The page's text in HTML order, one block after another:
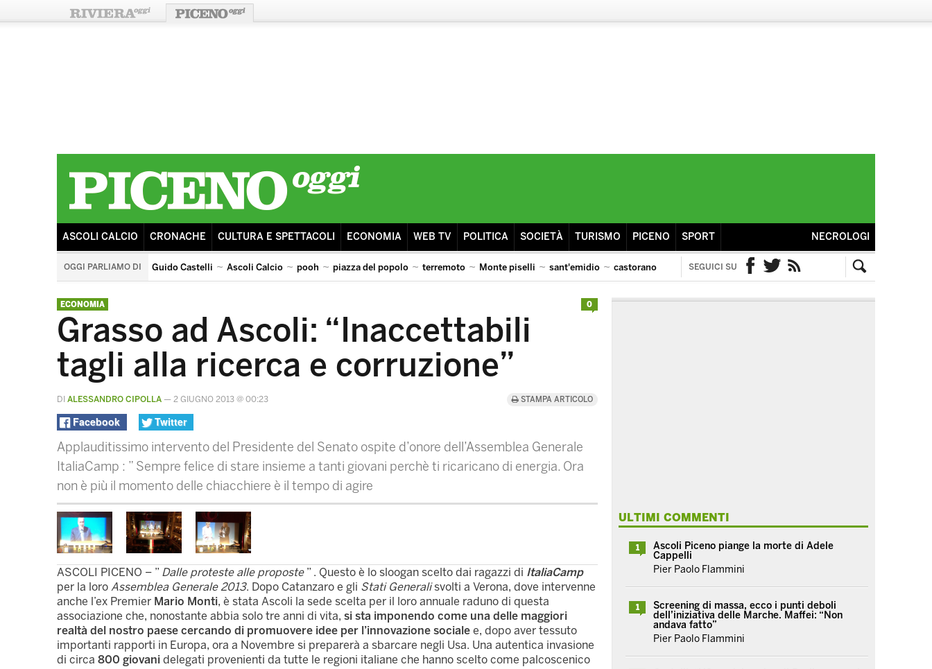
ASCOLI CALCIO CRONACHE CULTURA E SPETTACOLI ECONOMIA WEB TV POLITICA SOCIETÀ TURISMO PICENO SPORT NECROLOGI
OGGI PARLIAMO DI Guido Castelli Ascoli Calcio pooh piazza del popolo terremoto Monte piselli sant'emidio castorano
arengo
SEGUICI SU
ECONOMIA
Grasso ad Ascoli: “Inaccettabili
tagli alla ricerca e corruzione”
DI ALESSANDRO CIPOLLA — 2 GIUGNO 2013 @ 00:23 STAMPA ARTICOLO
Facebook Twitter
Applauditissimo intervento del Presidente del Senato ospite d’onore dell’Assemblea Generale
ItaliaCamp : ” Sempre felice di stare insieme a tanti giovani perchè ti ricaricano di energia. Ora
non è più il momento delle chiacchiere è il tempo di agire
ASCOLI PICENO – ” Dalle proteste alle proposte” . Questo è lo sloogan scelto dai ragazzi di ItaliaCamp
per la loro Assemblea Generale 2013. Dopo Catanzaro e gli Stati Generalisvolti a Verona, dove intervenne
anche l’ex Premier Mario Monti, è stata Ascoli la sede scelta per il loro annuale raduno di questa
associazione che, nonostante abbia solo tre anni di vita, si sta imponendo come una delle maggiori
realtà del nostro paese cercando di promuovere idee per l’innovazione sociale e, dopo aver tessuto
importanti rapporti in Europa, ora a Novembre si preparerà a sbarcare negli Usa. Una autentica invasione
di circa 800 giovani delegati provenienti da tutte le regioni italiane che hanno scelto come palcoscenico
0
ULTIMI COMMENTI
1
Ascoli Piceno piange la morte di Adele
Cappelli
Pier Paolo Flammini
1
Screening di massa, ecco i punti deboli
dell’iniziativa delle Marche. Maffei: “Non
andava fatto”
Pier Paolo Flammini